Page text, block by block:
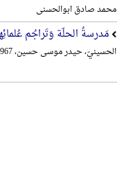
محمد صادق ابوالحسنی
مَدرسةُ الحلّة وَتَراجُم
الحسینيّ، حیدر موسی حسین، 1967-